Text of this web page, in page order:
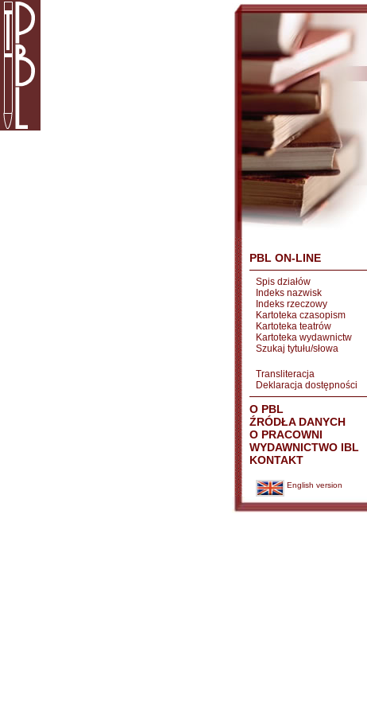
PBL ON-LINE
Spis działów
Indeks nazwisk
Indeks rzeczowy
Kartoteka czasopism
Kartoteka teatrów
Kartoteka wydawnictw
Szukaj tytułu/słowa
Transliteracja
Deklaracja dostępności
O PBL
ŹRÓDŁA DANYCH
O PRACOWNI
WYDAWNICTWO IBL
KONTAKT
English version